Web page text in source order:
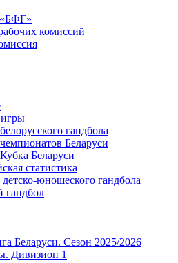
комиссий
гандбола
Беларуси
Беларуси
статистика
детско-юношеского гандбола
Беларуси. Сезон 2025/2026
Дивизион 1